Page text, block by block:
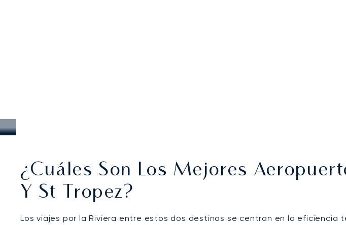
¿Cuáles Son Los Mejores
Y St Tropez?
Los viajes por la Riviera entre estos dos destinos se centran en la eficiencia